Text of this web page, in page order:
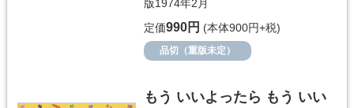
版1974年2月
定価990円 (本体900円+税)
品切（重版未定）
もう いいよったら もう いい